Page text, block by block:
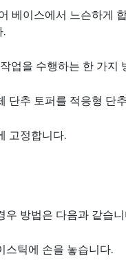
베이스에서 느슨하게
업을 수행하는 한 가지
단추 토퍼를 적응형 단
고정합니다.
우 방법은 다음과 같습
스틱에 손을 놓습니다.